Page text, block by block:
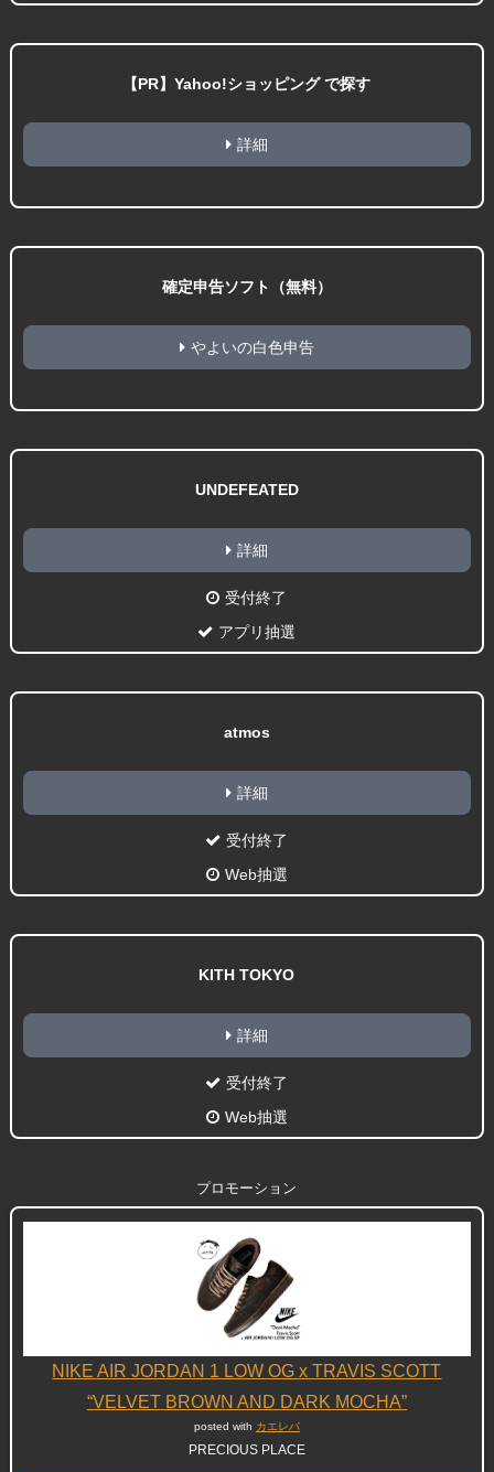
【PR】Yahoo!ショッピング で探す
詳細
確定申告ソフト（無料）
やよいの白色申告
UNDEFEATED
詳細
受付終了
アプリ抽選
atmos
詳細
受付終了
Web抽選
KITH TOKYO
詳細
受付終了
Web抽選
プロモーション
NIKE AIR JORDAN 1 LOW OG x TRAVIS SCOTT
“VELVET BROWN AND DARK MOCHA”
posted with カエレバ
PRECIOUS PLACE